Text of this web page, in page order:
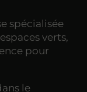
spécialisée
verts,
pour
le